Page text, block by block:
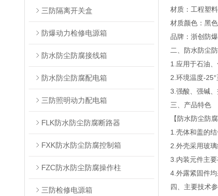
三防隔离开关盒
防爆动力检修电源箱
防水防尘防腐接线箱
防水防尘防腐配电箱
三防照明动力配电箱
FLK防水防尘防腐断路器
FXK防水防尘防腐控制箱
FZC防水防尘防腐操作柱
三防检修电源箱
材质：工程塑料
材质颜色：黑色
品牌：浙创防爆
二、防水防尘
1.应用于石油
2.环境温度-25°
3.强酸、强碱
三、产品特色
【防水防尘防
1.壳体和盖的
2.外壳采用玻
3.内装元件主
4.外露紧固件
四、主要技术